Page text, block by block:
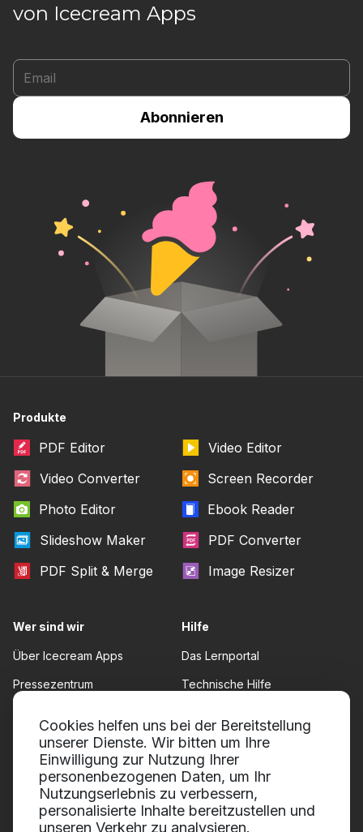
Cookies helfen uns bei der Bereitstellung
unserer Dienste. Wir bitten um Ihre
Einwilligung zur Nutzung Ihrer
personenbezogenen Daten, um Ihr
Nutzungserlebnis zu verbessern,
personalisierte Inhalte bereitzustellen und
unseren Verkehr zu analysieren.
von Icecream Apps
Produkte
PDF Editor
Video Editor
Video Converter
Screen Recorder
Photo Editor
Ebook Reader
Slideshow Maker
PDF Converter
PDF Split & Merge
Image Resizer
Wer sind wir
Über Icecream Apps
Pressezentrum
Zusammenarbeit
Hilfe
Das Lernportal
Technische Hilfe
Rückgaberecht
Datenschutzrichtlinie